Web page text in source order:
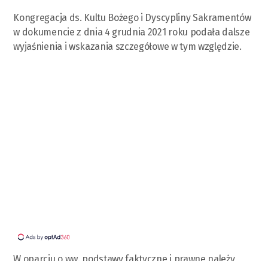
Kongregacja ds. Kultu Bożego i Dyscypliny Sakramentów
w dokumencie z dnia 4 grudnia 2021 roku podała dalsze
wyjaśnienia i wskazania szczegółowe w tym względzie.